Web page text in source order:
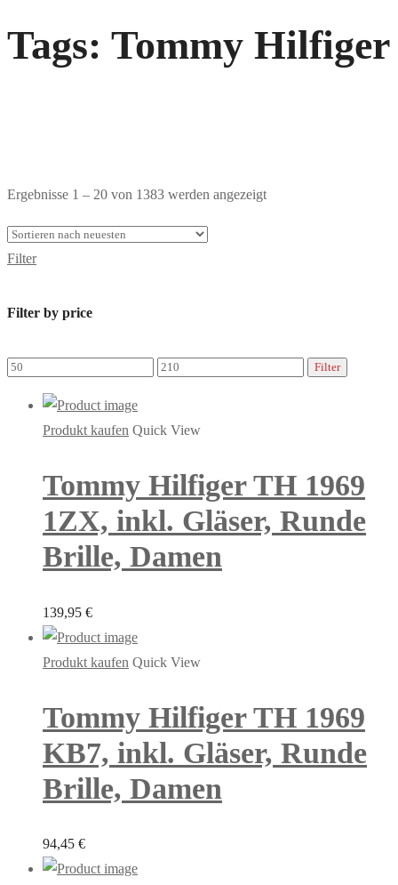
Tags: Tommy Hilfiger
Toggle
Sidebar
Ergebnisse 1 – 20 von 1383 werden angezeigtNach
Filter
Filter by price
Min.
Max.
Filter
Produkt kaufen Quick View
Tommy Hilfiger TH 1969
1ZX, inkl. Gläser, Runde
Brille, Damen
139,95 €
Produkt kaufen Quick View
Tommy Hilfiger TH 1969
KB7, inkl. Gläser, Runde
Brille, Damen
94,45 €